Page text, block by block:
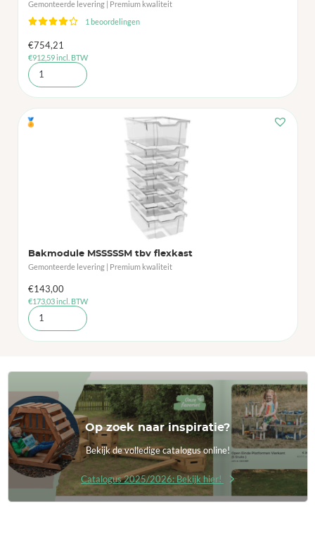
Gemonteerde levering | Premium kwaliteit
1 beoordelingen
€754,21
€912,59incl. BTW
🏅
Bakmodule MSSSSSM tbv flexkast
Gemonteerde levering | Premium kwaliteit
€143,00
€173,03incl. BTW
Op zoek naar inspiratie?
Bekijk de volledige catalogus online!
Catalogus 2025/2026: Bekijk hier!